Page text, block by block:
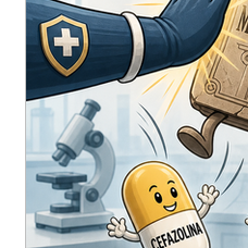
ACC Maio 2026
Fevereiro 2026